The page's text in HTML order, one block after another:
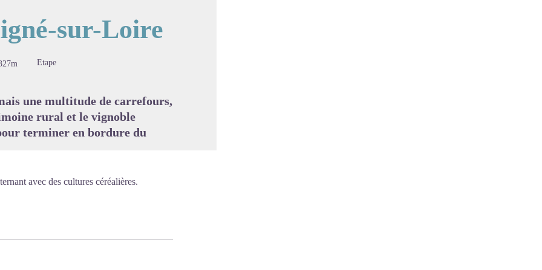
sur-Loire
Etape
une multitude de carrefours,
rural et le vignoble
terminer en bordure du
avec des cultures céréalières.